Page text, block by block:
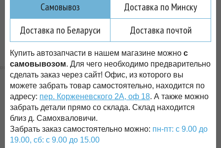
Самовывоз
Доставка по Минску
Доставка по Беларуси
Доставка почтой
Купить автозапчасти в нашем магазине можно с
самовывозом. Для чего необходимо предварительно
сделать заказ через сайт! Офис, из которого вы
можете забрать товар самостоятельно, находится по
адресу: пер. Корженевского 2А, оф 18. А также можно
забрать детали прямо со склада. Склад находится
близ д. Самохваловичи.
Забрать заказ самостоятельно можно: пн-пт: с 9.00 до
19.00, сб: с 9.00 до 15.00